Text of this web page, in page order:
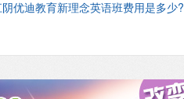
优迪教育新理念英语班费用是多少?